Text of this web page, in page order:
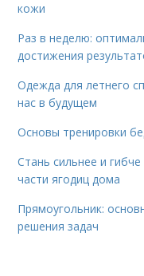
кожи
Раз в неделю:
достижения
Одежда для летнего
нас в будущем
Основы тренировки
Стань сильнее и
части ягодиц дома
Прямоугольник:
решения задач